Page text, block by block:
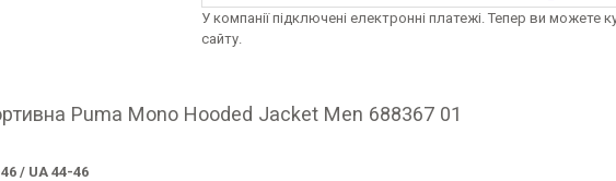
У компанії підключені електронні платежі. Тепер ви можете
сайту.
Puma Mono Hooded Jacket Men 688367 01
/ UA 44-46